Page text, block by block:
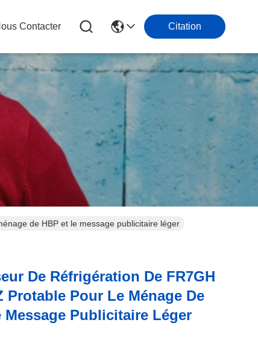
Contacter Citation
de HBP et le message publicitaire léger
De Réfrigération De FR7GH
Protable Pour Le Ménage De
Message Publicitaire Léger